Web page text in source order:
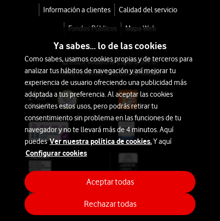
Información a clientes Calidad del servicio
Fondos Públicos Mapa Web
© 2026 Vodafone España S.A.U.
Avda. América 115, 28042 Madrid
Ya sabes... lo de las cookies
Como sabes, usamos cookies propias y de terceros para
analizar tus hábitos de navegación y así mejorar tu
experiencia de usuario ofreciendo una publicidad más
adaptada a tus preferencia. Al aceptar las cookies
consientes estos usos, pero podrás retirar tu
consentimiento sin problema en las funciones de tu
navegador y no te llevará más de 4 minutos. Aquí
puedesVer nuestra política de cookies.Y aquí
Configurar cookies
Rechazar todas
Aceptar todas